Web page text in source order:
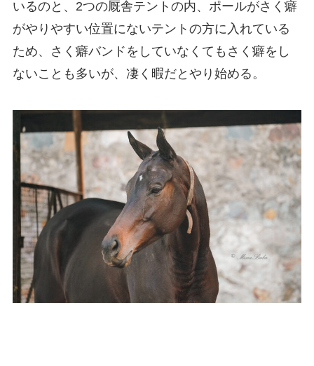
いるのと、2つの厩舎テントの内、ポールがさく癖
がやりやすい位置にないテントの方に入れている
ため、さく癖バンドをしていなくてもさく癖をし
ないことも多いが、凄く暇だとやり始める。